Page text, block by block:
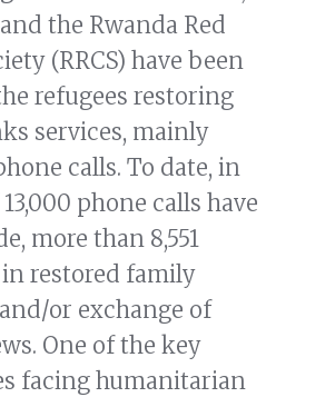
the Rwanda Red
(RRCS) have been
refugees restoring
services, mainly
calls. To date, in
phone calls have
more than 8,551
restored family
or exchange of
One of the key
facing humanitarian